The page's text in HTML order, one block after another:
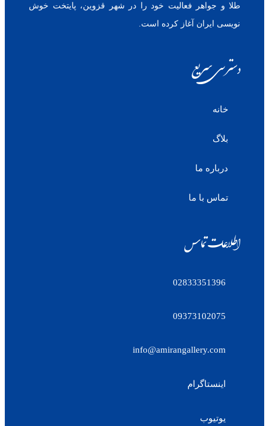
طلا و جواهر فعالیت خود را در شهر قزوین، پایتخت خوش
نویسی ایران آغاز کرده است.
دسترسی سریع
خانه
بلاگ
درباره ما
تماس با ما
اطلاعات تماس
02833351396
09373102075
info@amirangallery.com
اینستاگرام
یوتیوب